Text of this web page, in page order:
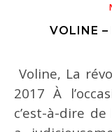
VOLINE –
Voline, La révolution russe, Paris, Libertalia,
2017 À
c’est-à-dire